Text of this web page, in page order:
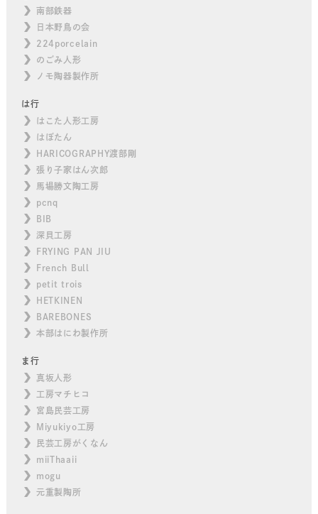
南部鉄器
日本野鳥の会
224porcelain
のごみ人形
ノモ陶器製作所
は行
はこた人形工房
はぼたん
HARICOGRAPHY渡部剛
張り子家はん次郎
馬場勝文陶工房
pcnq
BIB
深貝工房
FRYING PAN JIU
French Bull
petit trois
HETKINEN
BAREBONES
本部はにわ製作所
ま行
真坂人形
工房マチヒコ
宮島民芸工房
Miyukiyo工房
民芸工房がくなん
miiThaaii
mogu
元重製陶所